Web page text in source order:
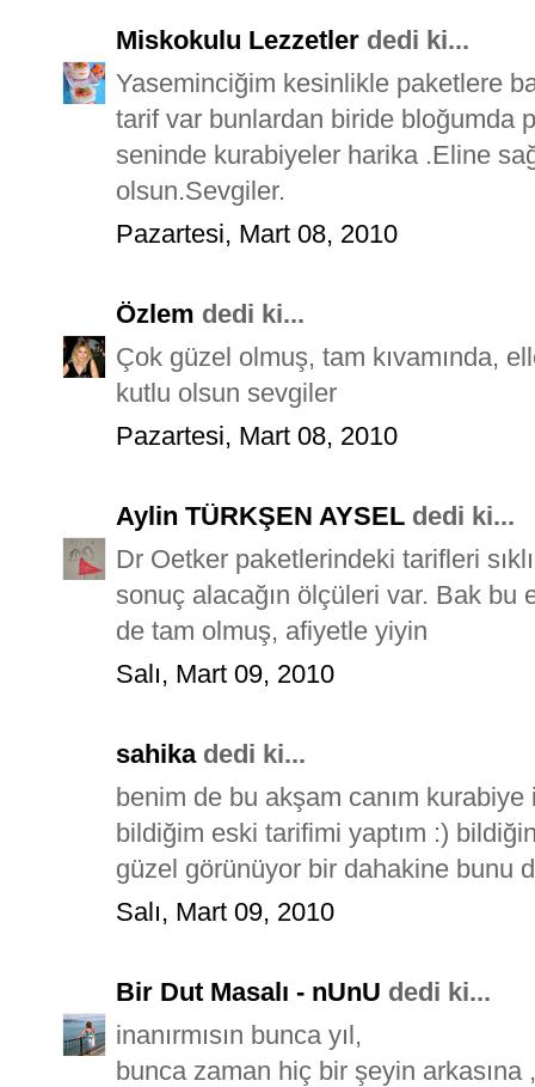
Miskokulu Lezzetler dedi ki...
Yaseminciğim kesinlikle paketlere
tarif var bunlardan biride bloğumda
seninde kurabiyeler harika .Eline
olsun.Sevgiler.
Pazartesi, Mart 08, 2010
Özlem dedi ki...
Çok güzel olmuş, tam kıvamında,
kutlu olsun sevgiler
Pazartesi, Mart 08, 2010
Aylin TÜRKŞEN AYSEL dedi ki...
Dr Oetker paketlerindeki tarifleri
sonuç alacağın ölçüleri var. Bak bu
de tam olmuş, afiyetle yiyin
Salı, Mart 09, 2010
sahikadedi ki...
benim de bu akşam canım
bildiğim eski tarifimi yaptım :)
güzel görünüyor bir dahakine bunu
Salı, Mart 09, 2010
Bir Dut Masalı - nUnU dedi ki...
inanırmısın bunca yıl,
bunca zaman hiç bir şeyin arkasına